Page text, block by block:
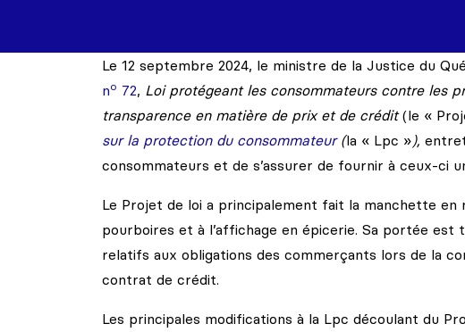
Le 12 septembre 2024, le ministre de la Justice du
no 72, Loi protégeant les consommateurs contre les
transparence en matière de prix et de crédit(le «
sur la protection du consommateur(la « Lpc »),
consommateurs et de s’assurer de fournir à ceux-ci
Le Projet de loi a principalement fait la manchette en
pourboires et à l’affichage en épicerie. Sa portée
relatifs aux obligations des commerçants lors de la
contrat de crédit.
Les principales modifications à la Lpc découlant du